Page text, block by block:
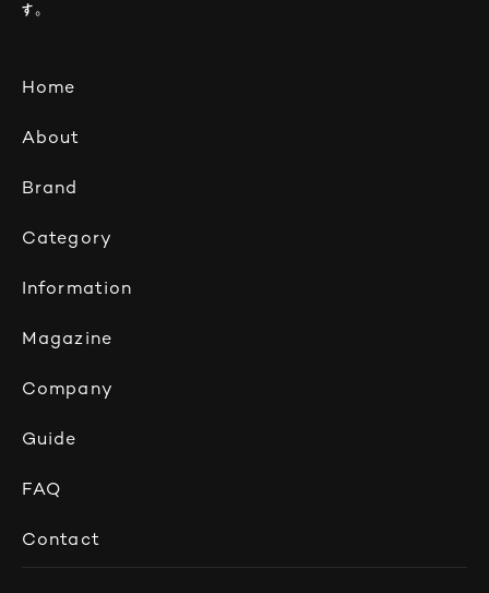
す。
Home
Brand
Information
Company
FAQ
About
Category
Magazine
Guide
Contact